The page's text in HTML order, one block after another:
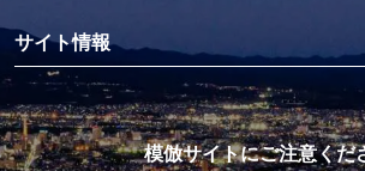
サイト情報
模倣サイトにご注意くだ